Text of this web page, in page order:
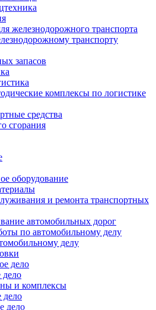
железнодорожного транспорта
транспорту
запасов
комплексы по логистике
средства
сгорания
оборудование
и ремонта транспортных
автомобильных дорог
по автомобильному делу
делу
дело
и комплексы
дело
дело